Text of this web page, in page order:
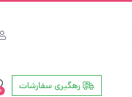
رهگیری سفارشات